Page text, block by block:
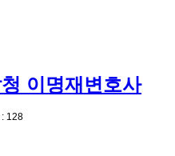
이명재변호사
: 128